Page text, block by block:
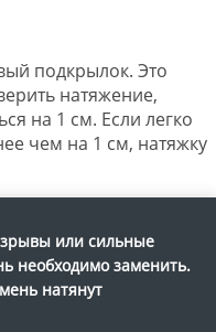
подкрылок. Это
натяжение,
на 1 см. Если легко
чем на 1 см, натяжку
или сильные
необходимо заменить.
натянут